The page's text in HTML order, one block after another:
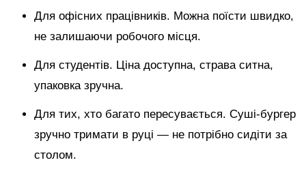
Для офісних працівників. Можна поїсти швидко,
не залишаючи робочого місця.
Для студентів. Ціна доступна, страва ситна,
упаковка зручна.
Для тих, хто багато пересувається. Суші-бургер
зручно тримати в руці — не потрібно сидіти за
столом.